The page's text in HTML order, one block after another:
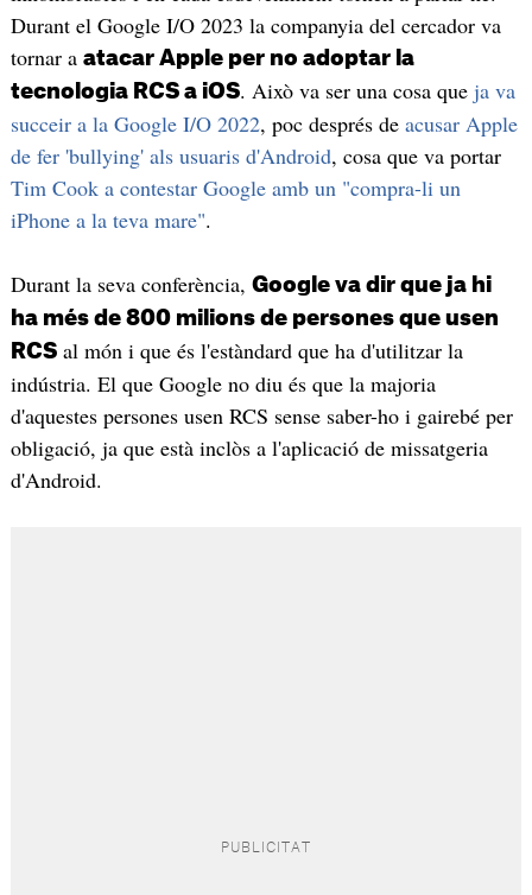
Durant el Google I/O 2023 la companyia del cercador va
tornar a atacar Apple per no adoptar la
tecnologia RCS a iOS. Això va ser una cosa que ja va
succeir a la Google I/O 2022, poc després de acusar Apple
de fer 'bullying' als usuaris d'Android, cosa que va portar
Tim Cook a contestar Google amb un "compra-li un
iPhone a la teva mare".
Durant la seva conferència, Google va dir que ja hi
ha més de 800 milions de persones que usen
RCSal món i que és l'estàndard que ha d'utilitzar la
indústria. El que Google no diu és que la majoria
d'aquestes persones usen RCS sense saber-ho i gairebé per
obligació, ja que està inclòs a l'aplicació de missatgeria
d'Android.